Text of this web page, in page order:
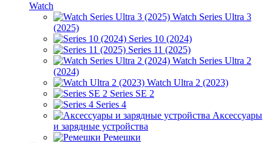
Watch
Watch Series Ultra 3
(2025)
Series 10 (2024)
Series 11 (2025)
Watch Series Ultra 2
(2024)
Watch Ultra 2 (2023)
Series SE 2
Series 4
Аксессуары
и зарядные устройства
Ремешки